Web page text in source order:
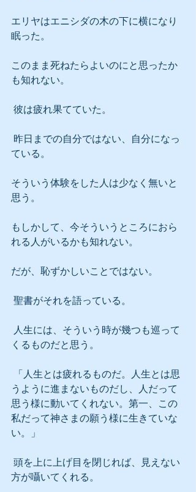
エリヤはエニシダの木の下に横になり
眠った。
このまま死ねたらよいのにと思ったか
も知れない。
彼は疲れ果てていた。
ている。
そういう体験をした人は少なく無いと
思う。
もしかして、今そういうところにおら
れる人がいるかも知れない。
だが、恥ずかしいことではない。
聖書がそれを語っている。
くるものだと思う。
うように進まないものだし、人だって
思う様に動いてくれない。第一、この
私だって神さまの願う様に生きていな
い。」
方が囁いてくれる。